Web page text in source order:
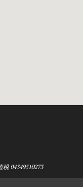
04349510273